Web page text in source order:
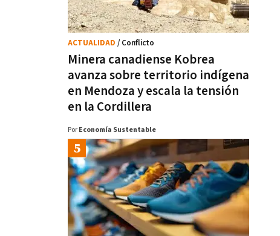
Minera canadiense Kobrea
avanza sobre territorio indígena
en Mendoza y escala la tensión
en la Cordillera
ACTUALIDAD / Conflicto
Por Economía Sustentable